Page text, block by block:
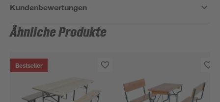
Kundenbewertungen
Ähnliche Produkte
Bestseller